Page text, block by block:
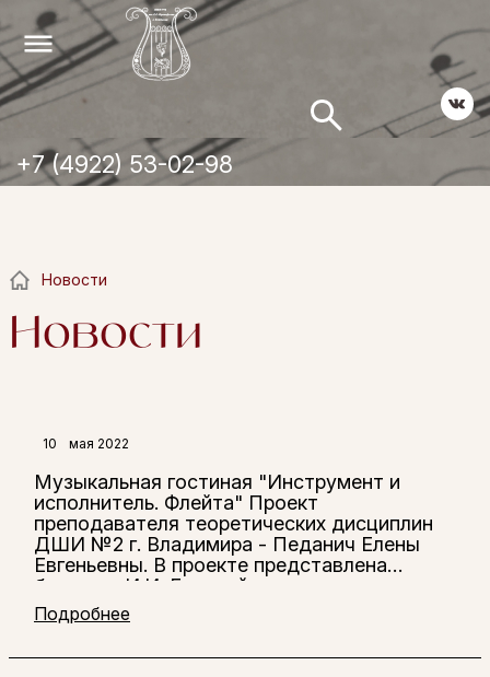
+7 (4922) 53-02-98
Новости
Новости
10 мая 2022
Музыкальная гостиная "Инструмент и
исполнитель. Флейта" Проект
преподавателя теоретических дисциплин
ДШИ №2 г. Владимира - Педанич Елены
Евгеньевны. В проекте представлена
беседа с И.И. Ерковой, преподавателем
по классу флейты ДШИ №2 г. Владимира.
Подробнее